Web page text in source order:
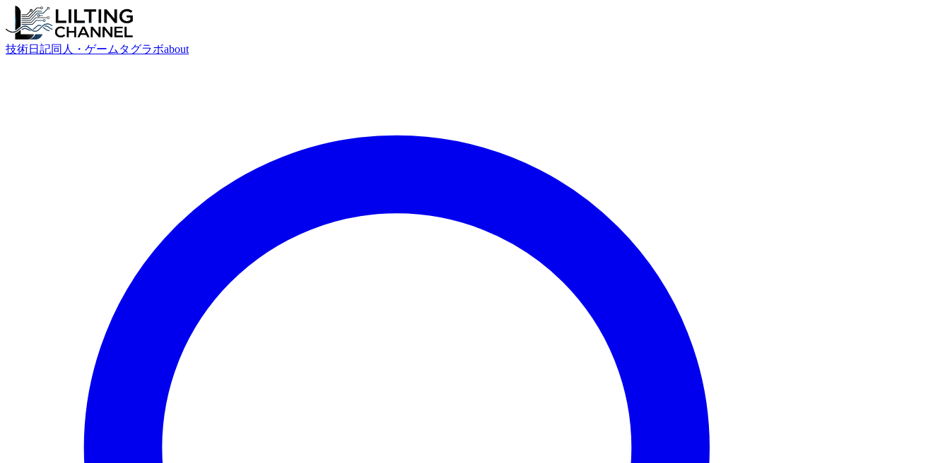
技術日記同人・ゲーム タグラボabout